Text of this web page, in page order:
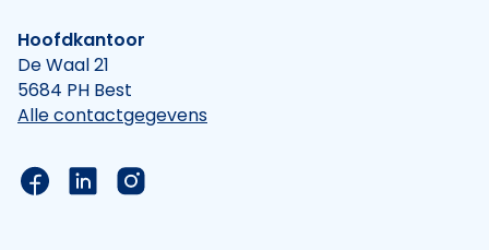
Hoofdkantoor
De Waal 21
5684 PH Best
Alle contactgegevens
Link naar de Facebook pagina van Hypotheek
Link naar de LinkedIn pagina van
Link naar de Instagram pagina van